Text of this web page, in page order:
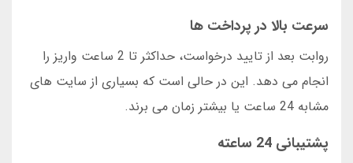
سرعت بالا در پرداخت ها
روابت بعد از تایید درخواست، حداکثر تا 2 ساعت واریز را
انجام می دهد. این در حالی است که بسیاری از سایت های
مشابه 24 ساعت یا بیشتر زمان می برند.
پشتیبانی 24 ساعته